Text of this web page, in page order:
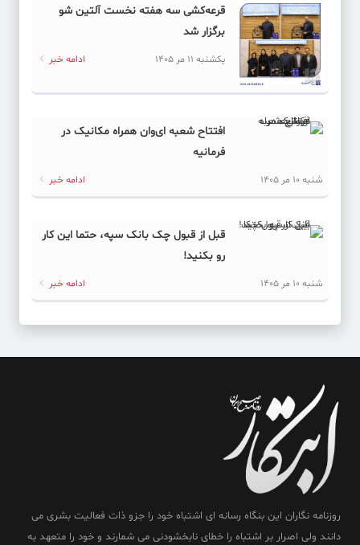
قرعه‌کشی سه هفته نخست آلتین شو
برگزار شد
یکشنبه 11 مر 1405 ادامه خبر
افتتاح شعبه ای‌وان همراه مکانیک در
فرمانیه
شنبه 10 مر 1405 ادامه خبر
قبل از قبول چک بانک سپه، حتما این کار
رو بکنید!
شنبه 10 مر 1405 ادامه خبر
روزنامه نگاران این بنگاه رسانه ای اشتباه خود را جزو ذات فعالیت بشری می
دانند ولی اصرار بر اشتباه را خطای نابخشودنی می شمارند و خود را متعهد به